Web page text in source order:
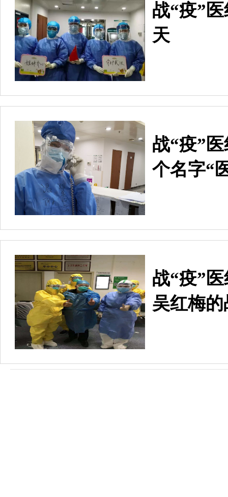
战“疫”
天
战“疫”
个名字“
战“疫”
吴红梅